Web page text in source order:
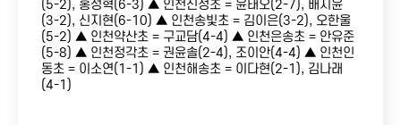
(5-2), 홍성혁(6-3) ▲ 인천신정초 = 윤태오(2-7), 배시윤
(3-2), 신지현(6-10) ▲ 인천송빛초 = 김이은(3-2), 오한울
(5-2) ▲ 인천약산초 = 구교담(4-4) ▲ 인천은송초 = 안유준
(5-8) ▲ 인천정각초 = 권윤솔(2-4), 조이안(4-4) ▲ 인천인
동초 = 이소연(1-1) ▲ 인천해송초 = 이다현(2-1), 김나래
(4-1)